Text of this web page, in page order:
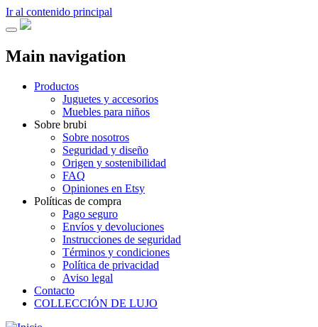
Ir al contenido principal
Main navigation
Productos
Juguetes y accesorios
Muebles para niños
Sobre brubi
Sobre nosotros
Seguridad y diseño
Origen y sostenibilidad
FAQ
Opiniones en Etsy
Políticas de compra
Pago seguro
Envíos y devoluciones
Instrucciones de seguridad
Términos y condiciones
Política de privacidad
Aviso legal
Contacto
COLLECCIÓN DE LUJO